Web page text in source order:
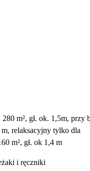
m², gł. ok. 1,5m, przy
m, relaksacyjny tylko dla
m², gł. ok 1,4 m
i ręczniki